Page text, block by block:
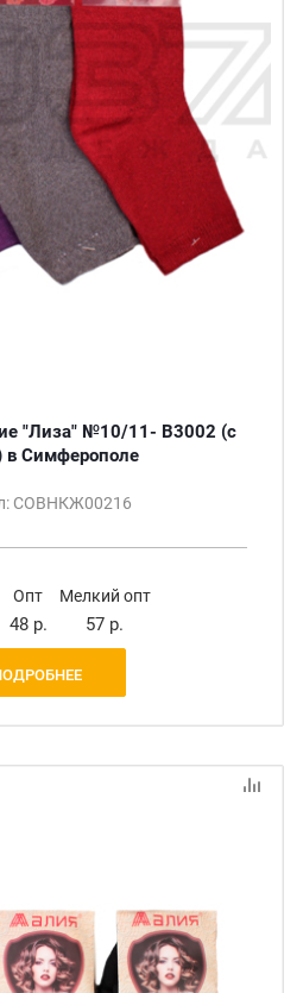
"Лиза" №10/11- B3002 (с
в Симферополе
СОВНКЖ00216
Опт
48 р.
Мелкий опт
57 р.